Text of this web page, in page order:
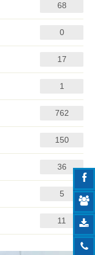
68
0
17
1
762
150
36
5
11